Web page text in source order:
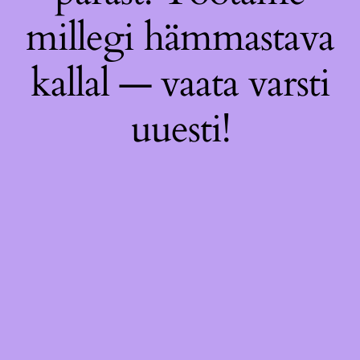
millegi hämmastava
kallal — vaata varsti
uuesti!